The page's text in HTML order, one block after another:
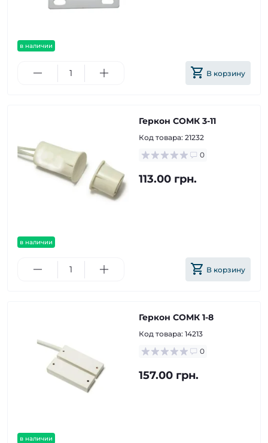
в наличии
В корзину
в наличии
Геркон СОМК 3-11
Код товара: 21232
0
113.00 грн.
В корзину
в наличии
Геркон СОМК 1-8
Код товара: 14213
0
157.00 грн.